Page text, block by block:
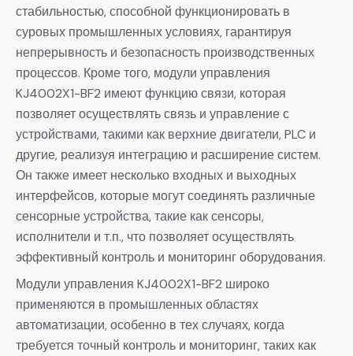
стабильностью, способной функционировать в
суровых промышленных условиях, гарантируя
непрерывность и безопасность производственных
процессов. Кроме того, модули управления
KJ4002X1-BF2 имеют функцию связи, которая
позволяет осуществлять связь и управление с
устройствами, такими как верхние двигатели, PLC и
другие, реализуя интеграцию и расширение систем.
Он также имеет несколько входных и выходных
интерфейсов, которые могут соединять различные
сенсорные устройства, такие как сенсоры,
исполнители и т.п., что позволяет осуществлять
эффективный контроль и мониторинг оборудования.
Модули управления KJ4002X1-BF2 широко
применяются в промышленных областях
автоматизации, особенно в тех случаях, когда
требуется точный контроль и мониторинг, таких как